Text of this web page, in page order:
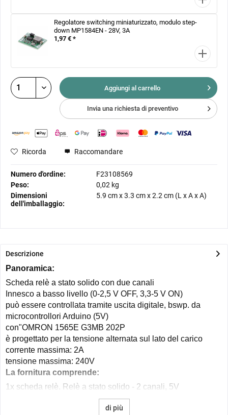
Regolatore switching miniaturizzato, modulo step-
down MP1584EN - 28V, 3A
1,97 € *
Aggiungi al carrello
Invia una richiesta di preventivo
Ricorda Raccomandare
Numero d'ordine:
F23108569
Peso:
0,02 kg
Dimensioni
dell'imballaggio:
5.9 cmx3.3 cmx2.2 cm (L x A x A)
Descrizione
Panoramica:
Scheda relè a stato solido con due canali
Innesco a basso livello (0-2,5 V OFF, 3,3-5 V ON)
può essere controllata tramite uscita digitale, bswp. da
microcontrollori Arduino (5V)
con"OMRON 1565E G3MB 202P
è progettato per la tensione alternata sul lato del carico
corrente massima: 2A
tensione massima: 240V
La fornitura comprende:
1x scheda relè. Relè a stato solido - 2 canali, 5V
di più